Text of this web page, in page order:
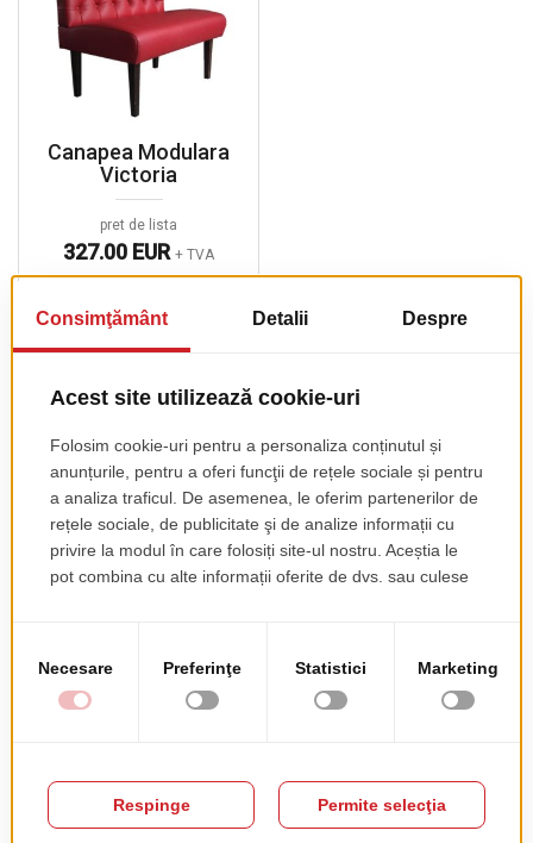
Canapele și Banchete HoReCa – confort
și design pentru orice spațiu
Canapelele și banchetele sunt piese de mobilier esențiale pentru
relaxantă, aceste soluții oferă un mix ideal între funcționalitate și
estetică. În oferta Trend Furniture vei găsi o varietate de modele
optimizează locurile disponibile,
canapele cu brațepentru un plus
de confort,
rezistente la intemperii și
canapele
Canapea Modulara
Victoria
pret de lista
327.00 EUR + TVA